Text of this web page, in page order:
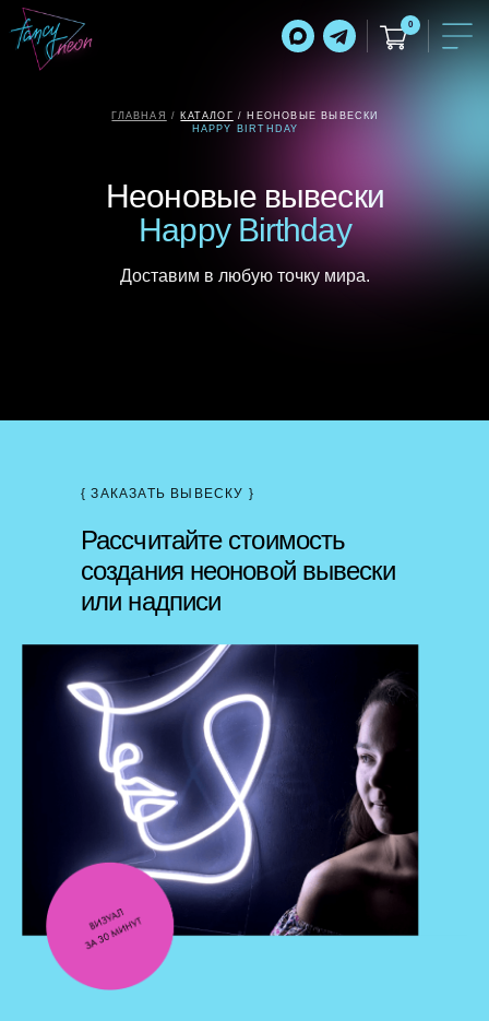
0
ГЛАВНАЯ / КАТАЛОГ / НЕОНОВЫЕ ВЫВЕСКИ
HAPPY BIRTHDAY
Доставим в любую точку мира.
Неоновые вывески
Happy Birthday
{ ЗАКАЗАТЬ ВЫВЕСКУ }
Рассчитайте стоимость
создания неоновой вывески
или надписи